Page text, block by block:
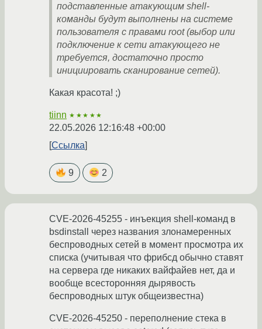
подставленные атакующим shell-
команды будут выполнены на системе
пользователя с правами root (выбор или
подключение к сети атакующего не
требуется, достаточно просто
инициировать сканирование сетей).
Какая красота! ;)
tiinn ★★★★★
22.05.2026 12:16:48 +00:00
Ссылка
9 2
CVE-2026-45255 - инъекция shell-команд в
bsdinstall через названия злонамеренных
беспроводных сетей в момент просмотра их
списка (учитывая что фрибсд обычно ставят
на сервера где никаких вайфайев нет, да и
вообще всесторонняя дырявость
беспроводных штук общеизвестна)
CVE-2026-45250 - переполнение стека в